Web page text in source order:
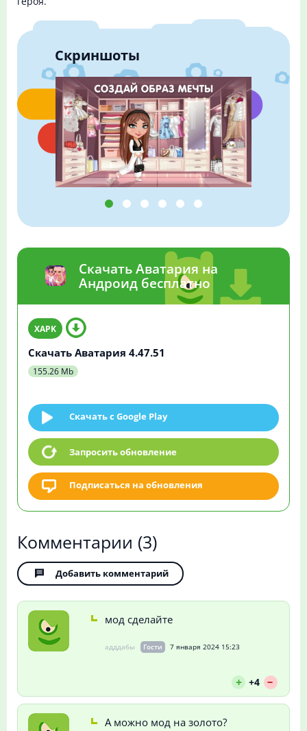
Скриншоты
Скачать Аватария на
Андроид бесплатно
Скачать Аватария 4.47.51
155.26 Mb
Скачать c Google Play
Запросить обновление
Подписаться на обновления
Комментарии (3)
Добавить комментарий
мод сделайте
адддабы Гости 7 января 2024 15:23
+ +4 --
А можно мод на золото?